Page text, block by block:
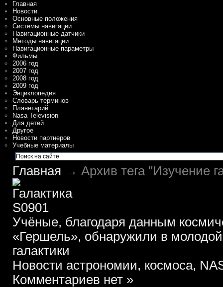
Главная
Новости
Основные положения
Системы навигации
Навигационные датчики
Методы навигации
Навигационные параметры
Фильмы
2006 год
2007 год
2008 год
2009 год
Энциклопедия
Словарь терминов
Планетарий
Nasa Television
Для детей
Другое
Новости партнеров
Учебные материалы
Главная → Архив тега "Изучение
Учёные, благодаря данным
«Гершель», обнаружили в
галактики
Новости астрономии, космоса,
Комментариев нет »